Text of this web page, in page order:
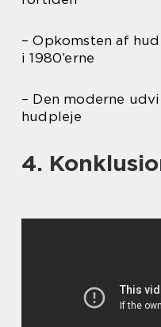
– Opkomsten af
i 1980’erne
– Den moderne
hudpleje
4.